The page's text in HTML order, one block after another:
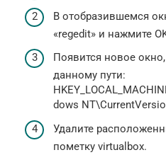
В отобразившемся
«regedit» и нажмите
Появится новое
данному пути:
dows
Удалите
пометку virtualbox.